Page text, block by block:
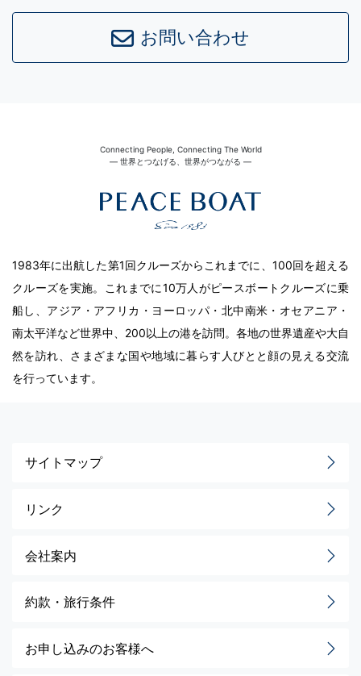
お問い合わせ
Connecting People, Connecting The World
― 世界とつなげる、世界がつながる ―
1983年に出航した第1回クルーズからこれまでに、100回を超える
クルーズを実施。これまでに10万人がピースボートクルーズに乗
船し、アジア・アフリカ・ヨーロッパ・北中南米・オセアニア・
南太平洋など世界中、200以上の港を訪問。各地の世界遺産や大自
然を訪れ、さまざまな国や地域に暮らす人びとと顔の見える交流
を行っています。
サイトマップ
リンク
会社案内
約款・旅行条件
お申し込みのお客様へ